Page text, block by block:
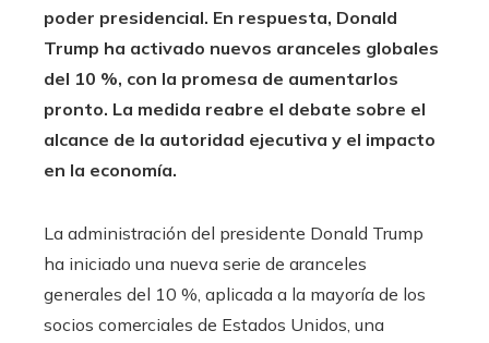
poder presidencial. En respuesta, Donald
Trump ha activado nuevos aranceles globales
del 10 %, con la promesa de aumentarlos
pronto. La medida reabre el debate sobre el
alcance de la autoridad ejecutiva y el impacto
en la economía.
La administración del presidente Donald Trump
ha iniciado una nueva serie de aranceles
generales del 10 %, aplicada a la mayoría de los
socios comerciales de Estados Unidos, una